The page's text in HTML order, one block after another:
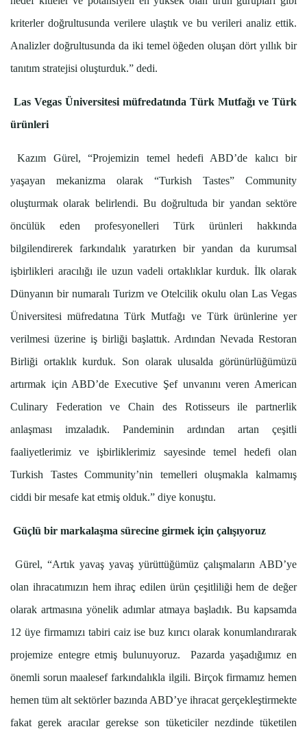
kriterler doğrultusunda verilere ulaştık ve bu verileri analiz ettik.
Analizler doğrultusunda da iki temel öğeden oluşan dört yıllık bir
tanıtım stratejisi oluşturduk.” dedi.
Las Vegas Üniversitesi müfredatında Türk Mutfağı ve Türk
ürünleri
Kazım Gürel, “Projemizin temel hedefi ABD’de kalıcı bir
yaşayan mekanizma olarak “Turkish Tastes” Community
oluşturmak olarak belirlendi. Bu doğrultuda bir yandan sektöre
öncülük eden profesyonelleri Türk ürünleri hakkında
bilgilendirerek farkındalık yaratırken bir yandan da kurumsal
işbirlikleri aracılığı ile uzun vadeli ortaklıklar kurduk. İlk olarak
Dünyanın bir numaralı Turizm ve Otelcilik okulu olan Las Vegas
Üniversitesi müfredatına Türk Mutfağı ve Türk ürünlerine yer
verilmesi üzerine iş birliği başlattık. Ardından Nevada Restoran
Birliği ortaklık kurduk. Son olarak ulusalda görünürlüğümüzü
artırmak için ABD’de Executive Şef unvanını veren American
Culinary Federation ve Chain des Rotisseurs ile partnerlik
anlaşması imzaladık. Pandeminin ardından artan çeşitli
faaliyetlerimiz ve işbirliklerimiz sayesinde temel hedefi olan
Turkish Tastes Community’nin temelleri oluşmakla kalmamış
ciddi bir mesafe kat etmiş olduk.” diye konuştu.
Güçlü bir markalaşma sürecine girmek için çalışıyoruz
Gürel, “Artık yavaş yavaş yürüttüğümüz çalışmaların ABD’ye
olan ihracatımızın hem ihraç edilen ürün çeşitliliği hem de değer
olarak artmasına yönelik adımlar atmaya başladık. Bu kapsamda
12 üye firmamızı tabiri caiz ise buz kırıcı olarak konumlandırarak
projemize entegre etmiş bulunuyoruz. Pazarda yaşadığımız en
önemli sorun maalesef farkındalıkla ilgili. Birçok firmamız hemen
hemen tüm alt sektörler bazında ABD’ye ihracat gerçekleştirmekte
fakat gerek aracılar gerekse son tüketiciler nezdinde tüketilen